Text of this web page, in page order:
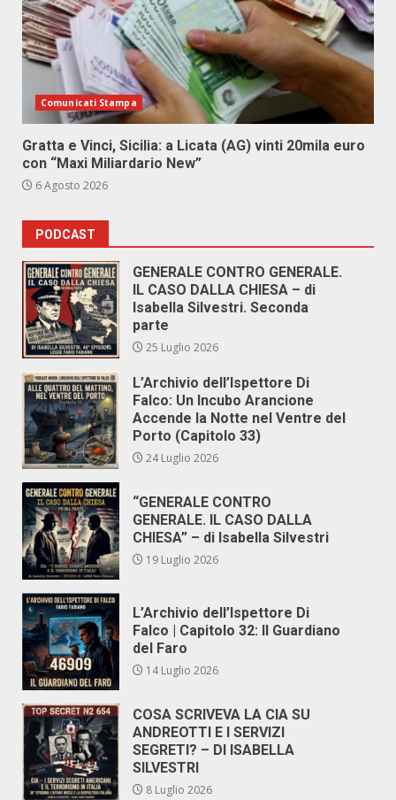
Comunicati Stampa
Gratta e Vinci, Sicilia: a Licata (AG) vinti 20mila euro
con “Maxi Miliardario New”
6 Agosto 2026
PODCAST
GENERALE CONTRO GENERALE.
IL CASO DALLA CHIESA – di
Isabella Silvestri. Seconda
parte
25 Luglio 2026
L’Archivio dell’Ispettore Di
Falco: Un Incubo Arancione
Accende la Notte nel Ventre del
Porto (Capitolo 33)
24 Luglio 2026
“GENERALE CONTRO
GENERALE. IL CASO DALLA
CHIESA” – di Isabella Silvestri
19 Luglio 2026
L’Archivio dell’Ispettore Di
Falco | Capitolo 32: Il Guardiano
del Faro
14 Luglio 2026
COSA SCRIVEVA LA CIA SU
ANDREOTTI E I SERVIZI
SEGRETI? – DI ISABELLA
SILVESTRI
8 Luglio 2026